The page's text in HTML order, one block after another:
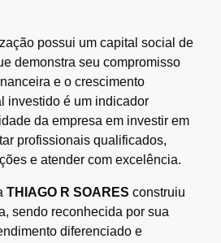
possui um capital social de
demonstra seu compromisso
e o crescimento
investido é um indicador
da empresa em investir em
profissionais qualificados,
e atender com excelência.
THIAGO R SOARES construiu
sendo reconhecida por sua
diferenciado e